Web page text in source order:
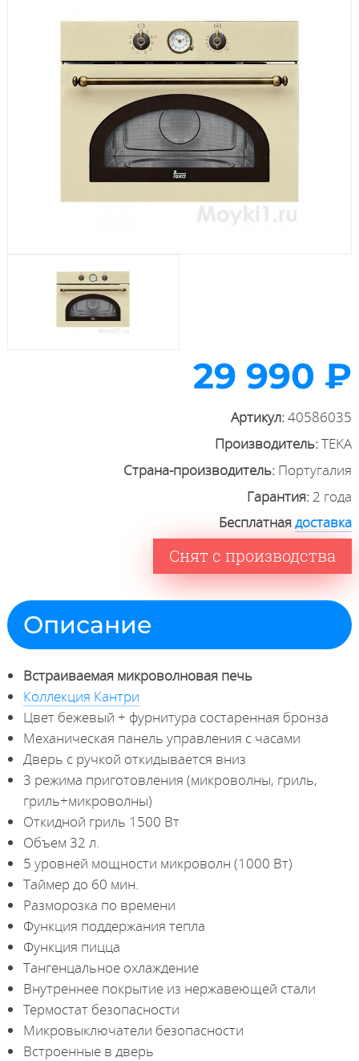
Стиральные машины
Холодильники
29 990 ₽
Артикул:40586035
Производитель:TEKA
Страна-производитель: Португалия
Гарантия: 2 года
Бесплатнаядоставка
Снят с производства
Описание
Встраиваемая микроволновая печь
Коллекция Кантри
Цвет бежевый + фурнитура состаренная бронза
Механическая панель управления с часами
Дверь с ручкой откидывается вниз
3 режима приготовления (микроволны, гриль,
гриль+микроволны)
Откидной гриль 1500 Вт
Объем 32 л.
5 уровней мощности микроволн (1000 Вт)
Таймер до 60 мин.
Разморозка по времени
Функция поддержания тепла
Функция пицца
Тангенцальное охлаждение
Внутреннее покрытие из нержавеющей стали
Термостат безопасности
Микровыключатели безопасности
Встроенные в дверь